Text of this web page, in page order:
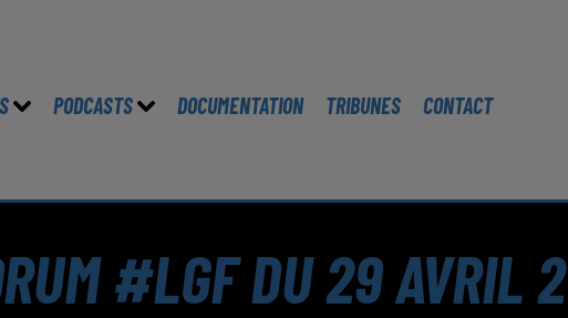
PODCASTS DOCUMENTATION TRIBUNES CONTACT
#LGF DU 29 AVRIL